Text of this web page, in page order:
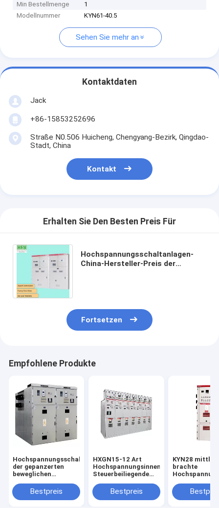
Min Bestellmenge
1
Modellnummer
KYN61-40.5
Sehen Sie mehr an
Kontaktdaten
Jack
+86-15853252696
Straße N0.506 Huicheng, Chengyang-Bezirk, Qingdao-
Stadt, China
Kontakt
Erhalten Sie Den Besten Preis Für
Hochspannungsschaltanlagen-
China-Hersteller-Preis der
Fortsetzen
Empfohlene Produkte
Hochspannungsschalteinheit
der gepanzerten
beweglichen
des Metall KYN61-
40.5 geschlossenen
Bestpreis
HXGN15-12 Art
Hochspannungsinnennetzverteilungs-
Steuerbeiliegende
Bestpreis
KYN28
brachte
Metall